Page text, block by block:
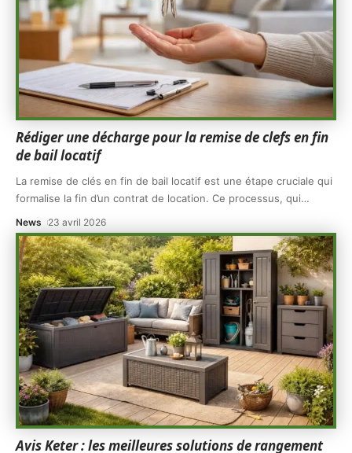
Rédiger une décharge pour la remise de clefs en fin
de bail locatif
La remise de clés en fin de bail locatif est une étape cruciale qui
formalise la fin d’un contrat de location. Ce processus, qui…
News 23 avril 2026
Avis Keter : les meilleures solutions de rangement